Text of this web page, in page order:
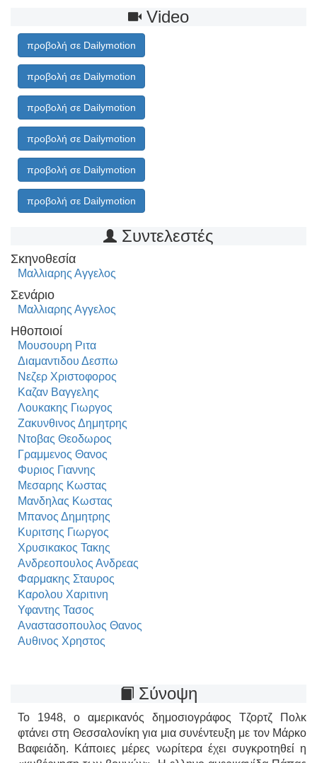
Video
προβολή σε Dailymotion
προβολή σε Dailymotion
προβολή σε Dailymotion
προβολή σε Dailymotion
προβολή σε Dailymotion
προβολή σε Dailymotion
Συντελεστές
Σκηνοθεσία
Μαλλιαρης Αγγελος
Σενάριο
Μαλλιαρης Αγγελος
Ηθοποιοί
Μουσουρη Ριτα
Διαμαντιδου Δεσπω
Νεζερ Χριστοφορος
Καζαν Βαγγελης
Λουκακης Γιωργος
Ζακυνθινος Δημητρης
Ντοβας Θεοδωρος
Γραμμενος Θανος
Φυριος Γιαννης
Μεσαρης Κωστας
Μανδηλας Κωστας
Μπανος Δημητρης
Κυριτσης Γιωργος
Χρυσικακος Τακης
Ανδρεοπουλος Ανδρεας
Φαρμακης Σταυρος
Καρολου Χαριτινη
Υφαντης Τασος
Αναστασοπουλος Θανος
Αυθινος Χρηστος
Σύνοψη
Το 1948, ο αμερικανός δημοσιογράφος Τζορτζ Πολκ
φτάνει στη Θεσσαλονίκη για μια συνέντευξη με τον Μάρκο
Βαφειάδη. Κάποιες μέρες νωρίτερα έχει συγκροτηθεί η